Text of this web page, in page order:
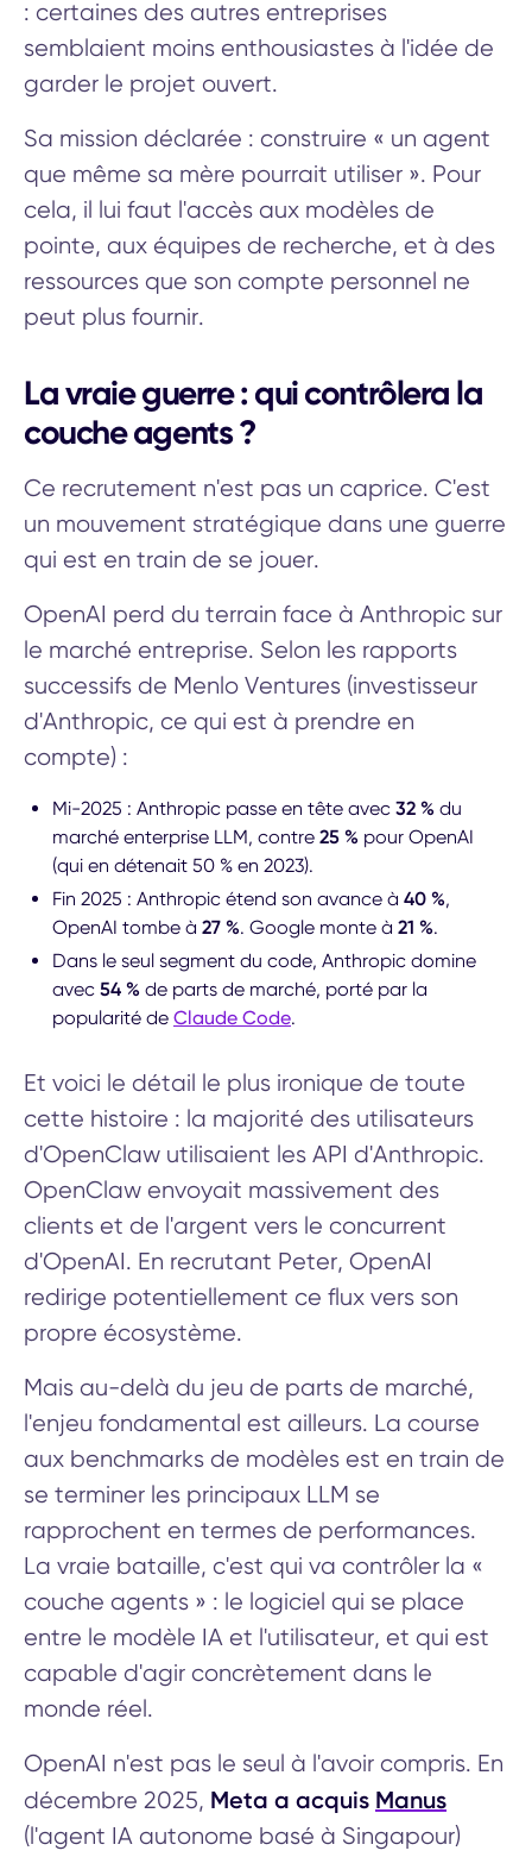
: certaines des autres entreprises
semblaient moins enthousiastes à l'idée de
garder le projet ouvert.
Sa mission déclarée : construire « un agent
que même sa mère pourrait utiliser ». Pour
cela, il lui faut l'accès aux modèles de
pointe, aux équipes de recherche, et à des
ressources que son compte personnel ne
peut plus fournir.
La vraie guerre : qui contrôlera la
couche agents ?
Ce recrutement n'est pas un caprice. C'est
un mouvement stratégique dans une guerre
qui est en train de se jouer.
OpenAI perd du terrain face à Anthropic sur
le marché entreprise. Selon les rapports
successifs de Menlo Ventures (investisseur
d'Anthropic, ce qui est à prendre en
compte) :
Mi-2025 : Anthropic passe en tête avec 32 % du
marché enterprise LLM, contre 25 % pour OpenAI
(qui en détenait 50 % en 2023).
Fin 2025 : Anthropic étend son avance à 40 %,
OpenAI tombe à 27 %. Google monte à 21 %.
Dans le seul segment du code, Anthropic domine
avec 54 % de parts de marché, porté par la
popularité de Claude Code.
Et voici le détail le plus ironique de toute
cette histoire : la majorité des utilisateurs
d'OpenClaw utilisaient les API d'Anthropic.
OpenClaw envoyait massivement des
clients et de l'argent vers le concurrent
d'OpenAI. En recrutant Peter, OpenAI
redirige potentiellement ce flux vers son
propre écosystème.
Mais au-delà du jeu de parts de marché,
l'enjeu fondamental est ailleurs. La course
aux benchmarks de modèles est en train de
se terminer les principaux LLM se
rapprochent en termes de performances.
La vraie bataille, c'est qui va contrôler la «
couche agents » : le logiciel qui se place
entre le modèle IA et l'utilisateur, et qui est
capable d'agir concrètement dans le
monde réel.
OpenAI n'est pas le seul à l'avoir compris. En
décembre 2025, Meta a acquis Manus
(l'agent IA autonome basé à Singapour)